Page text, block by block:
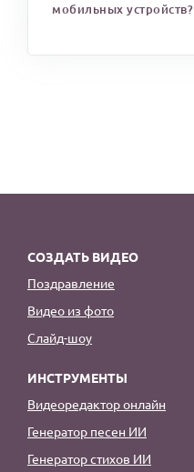
мобильных устройств?
СОЗДАТЬ ВИДЕО
Поздравление
Видео из фото
Слайд-шоу
ИНСТРУМЕНТЫ
Видеоредактор онлайн
Генератор песен ИИ
Генератор стихов ИИ